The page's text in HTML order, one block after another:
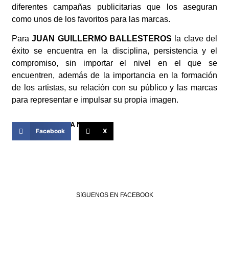
diferentes campañas publicitarias que los aseguran
como unos de los favoritos para las marcas.
ParaJUAN GUILLERMO BALLESTEROS la clave del
éxito se encuentra en la disciplina, persistencia y el
compromiso, sin importar el nivel en el que se
encuentren, además de la importancia en la formación
de los artistas, su relación con su público y las marcas
para representar e impulsar su propia imagen.
COMPARTIR ESTA NOTICIA
Facebook X
SíGUENOS EN FACEBOOK